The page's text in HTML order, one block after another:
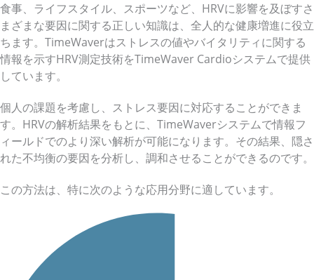
食事、ライフスタイル、スポーツなど、HRVに影響を及ぼすさ
まざまな要因に関する正しい知識は、全人的な健康増進に役立
ちます。TimeWaverはストレスの値やバイタリティに関する
情報を示すHRV測定技術をTimeWaver Cardioシステムで提供
しています。
個人の課題を考慮し、ストレス要因に対応することができま
す。HRVの解析結果をもとに、TimeWaverシステムで情報フ
ィールドでのより深い解析が可能になります。その結果、隠さ
れた不均衡の要因を分析し、調和させることができるのです。
この方法は、特に次のような応用分野に適しています。